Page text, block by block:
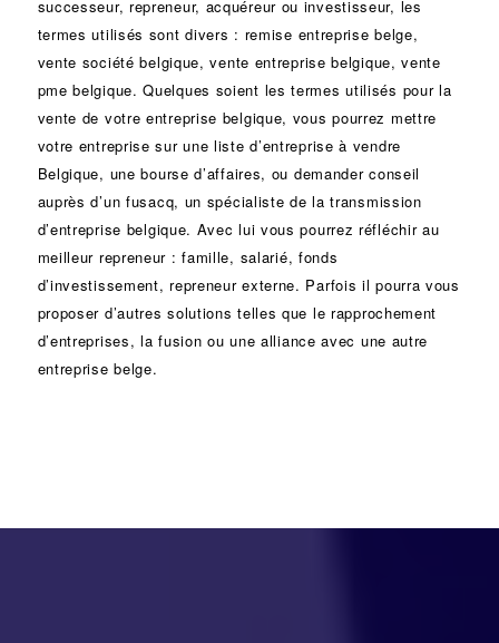
successeur, repreneur, acquéreur ou investisseur, les
termes utilisés sont divers : remise entreprise belge,
vente société belgique, vente entreprise belgique, vente
pme belgique. Quelques soient les termes utilisés pour la
vente de votre entreprise belgique, vous pourrez mettre
votre entreprise sur une liste d’entreprise à vendre
Belgique, unebourse d’affaires, ou demander conseil
auprès d’un fusacq, un spécialiste de latransmission
d’entreprise belgique. Avec lui vous pourrez réfléchir au
meilleur repreneur :famille, salarié, fonds
d’investissement, repreneur externe. Parfois il pourra vous
proposer d’autres solutions telles que le rapprochement
d’entreprises, lafusion ou unealliance avec une autre
entreprise belge.